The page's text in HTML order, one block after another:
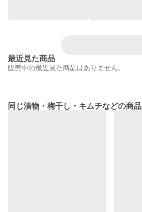
最近見た商品
販売中の最近見た商品はありません。
同じ漬物・梅干し・キムチなどの商品